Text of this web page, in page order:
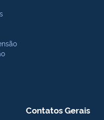
Contatos Gerais